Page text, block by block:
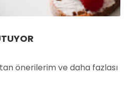
önerilerim ve daha fazlası